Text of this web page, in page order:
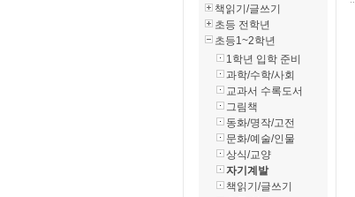
책읽기/글쓰기
초등 전학년
초등1~2학년
1학년 입학 준비
과학/수학/사회
교과서 수록도서
그림책
동화/명작/고전
문화/예술/인물
상식/교양
자기계발
책읽기/글쓰기